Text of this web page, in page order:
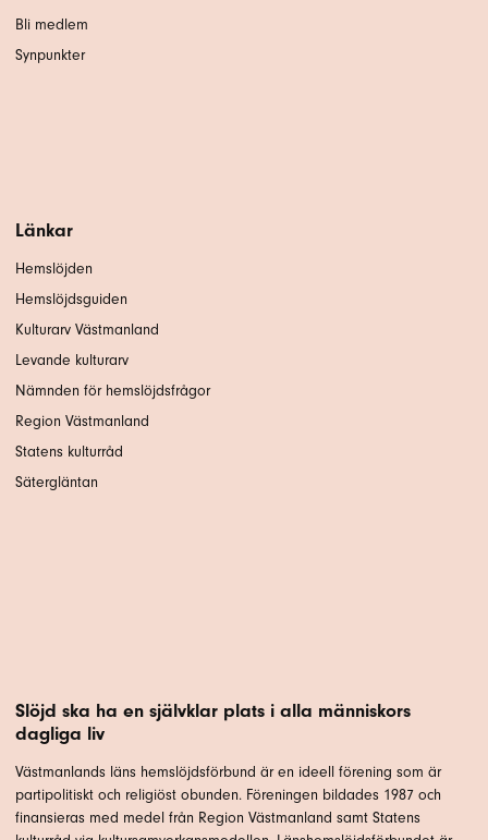
Bli medlem
Synpunkter
Länkar
Hemslöjden
Hemslöjdsguiden
Kulturarv Västmanland
Levande kulturarv
Nämnden för hemslöjdsfrågor
Region Västmanland
Statens kulturråd
Sätergläntan
Slöjd ska ha en självklar plats i alla människors
dagliga liv
Västmanlands läns hemslöjdsförbund är en ideell förening som är
partipolitiskt och religiöst obunden. Föreningen bildades 1987 och
finansieras med medel från Region Västmanland samt Statens